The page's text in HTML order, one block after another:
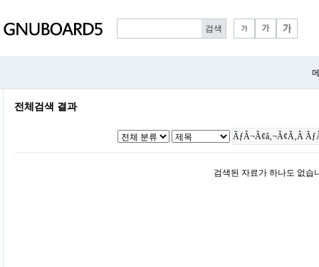
전체검색 결과
검색된 자료가 하나도 없습